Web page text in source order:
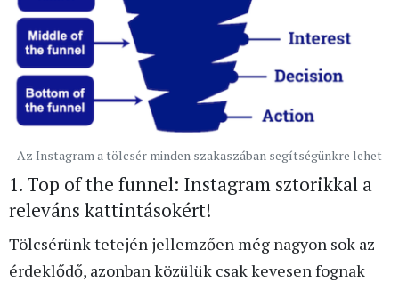
Az Instagram a tölcsér minden szakaszában segítségünkre lehet
1. Top of the funnel: Instagram sztorikkal a
releváns kattintásokért!
Tölcsérünk tetején jellemzően még nagyon sok az
érdeklődő, azonban közülük csak kevesen fognak